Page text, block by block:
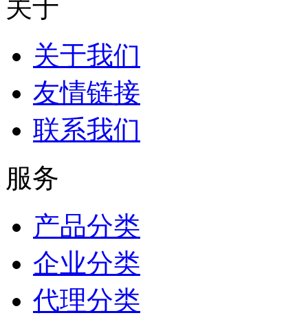
关于
关于我们
友情链接
联系我们
服务
产品分类
企业分类
代理分类